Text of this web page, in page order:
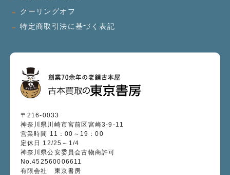
クーリングオフ
特定商取引法に基づく表記
〒216-0033
神奈川県川崎市宮前区宮崎3-9-11
営業時間 11：00～19：00
定休日 12/25～1/4
神奈川県公安委員会古物商許可
No.452560006611
有限会社 東京書房